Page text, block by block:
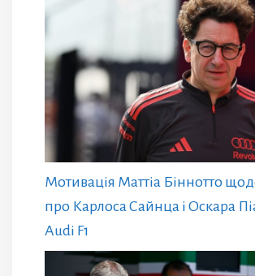
Мотивація Маттіа Біннотто
про Карлоса Сайнца і Оскара
Audi F1